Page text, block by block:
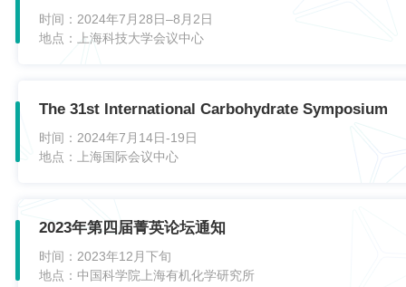
时间： 2024年7月28日–8月2日
地点：
上海科技大学会议中心
The 31st International Carbohydrate Symposium
时间： 2024年7月14日-19日
地点：
上海国际会议中心
2023年第四届菁英论坛通知
时间： 2023年12月下旬
地点： 中国科学院上海有机化学研究所